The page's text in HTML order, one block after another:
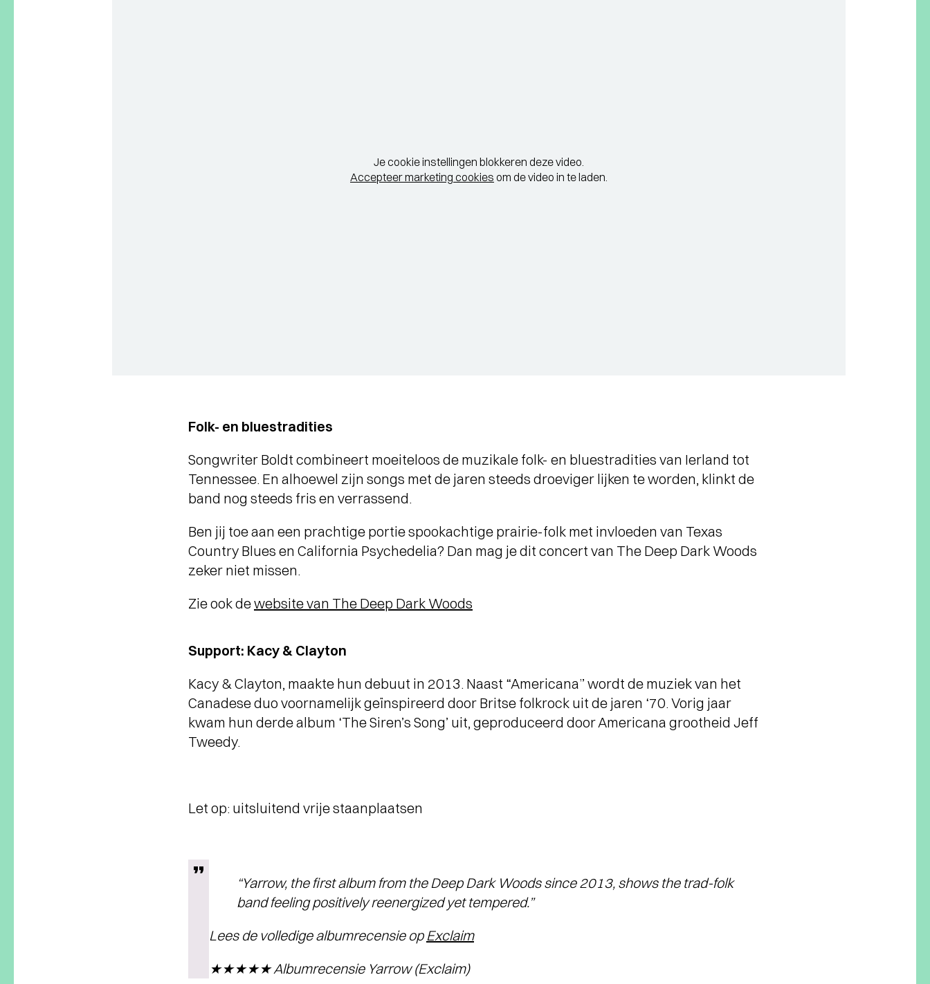
Je cookie instellingen blokkeren deze video.
Accepteer marketing cookies om de video in te laden.
Folk- en bluestradities
Songwriter Boldt combineert moeiteloos de muzikale folk- en bluestradities van Ierland tot
Tennessee. En alhoewel zijn songs met de jaren steeds droeviger lijken te worden, klinkt de
band nog steeds fris en verrassend.
Ben jij toe aan een prachtige portie spookachtige prairie-folk met invloeden van Texas
Country Blues en California Psychedelia? Dan mag je dit concert van The Deep Dark Woods
zeker niet missen.
Zie ook dewebsite van The Deep Dark Woods
Support: Kacy & Clayton
Kacy & Clayton, maakte hun debuut in 2013. Naast “Americana” wordt de muziek van het
Canadese duo voornamelijk geïnspireerd door Britse folkrock uit de jaren ‘70. Vorig jaar
kwam hun derde album ‘The Siren’s Song’ uit, geproduceerd door Americana grootheid Jeff
Tweedy.
Let op: uitsluitend vrije staanplaatsen
“Yarrow, the first album from the Deep Dark Woods since 2013, shows the trad-folk
band feeling positively reenergized yet tempered.”
Lees de volledige albumrecensie opExclaim
★★★★★ Albumrecensie Yarrow (Exclaim)